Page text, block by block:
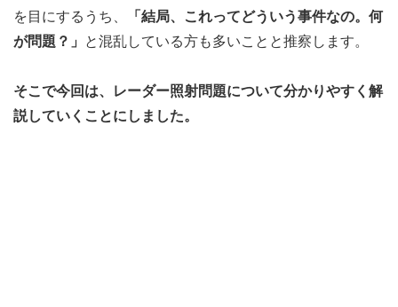
を目にするうち、
「結局、これってどういう事件なの。何
が問題？」
と混乱している方も多いことと推察します。
そこで今回は、レーダー照射問題について分かりやすく解
説していくことにしました。